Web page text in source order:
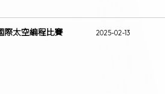
際太空編程比賽 2025-02-13